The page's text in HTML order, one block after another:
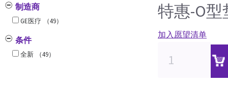
制造商
GE医疗 （49）
条件
全新 （49）
特惠-O型
加入愿望清单